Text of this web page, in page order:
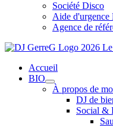
Société Disco
Aide d'urgence
Agence de
Accueil
BIO
À propos de
DJ de
Social &